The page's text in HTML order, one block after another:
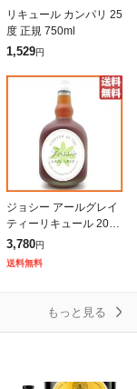
リキュール カンパリ 25
度 正規 750ml
1,529円
ジョシー アールグレイ
ティーリキュール 20度
700ml
3,780円
送料無料
もっと見る